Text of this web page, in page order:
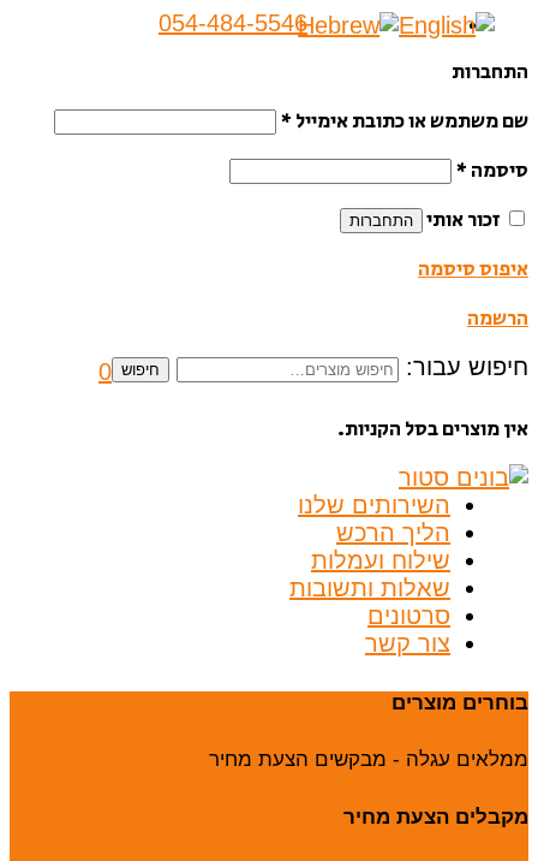
054-484-5546
התחברות
שם משתמש או כתובת אימייל *
סיסמה *
זכור אותי
התחברות
איפוס סיסמה
הרשמה
חיפוש עבור: חיפוש 0
אין מוצרים בסל הקניות.
השירותים שלנו
הליך הרכש
שילוח ועמלות
שאלות ותשובות
סרטונים
צור קשר
בוחרים מוצרים
ממלאים עגלה - מבקשים הצעת מחיר
מקבלים הצעת מחיר